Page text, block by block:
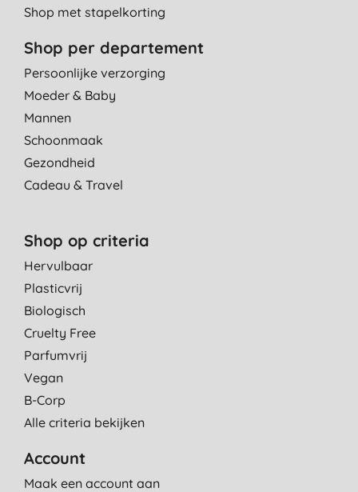
Shop met stapelkorting
Shop per departement
Persoonlijke verzorging
Moeder & Baby
Mannen
Schoonmaak
Gezondheid
Cadeau & Travel
Shop op criteria
Hervulbaar
Plasticvrij
Biologisch
Cruelty Free
Parfumvrij
Vegan
B-Corp
Alle criteria bekijken
Account
Maak een account aan